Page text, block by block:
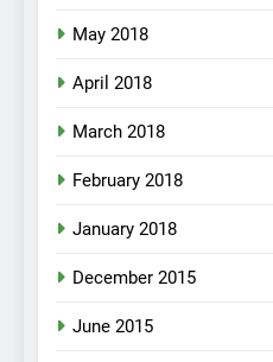
May 2018
April 2018
March 2018
February 2018
January 2018
December 2015
June 2015